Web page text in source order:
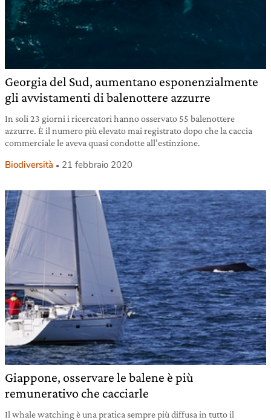
Georgia del Sud, aumentano esponenzialmente
gli avvistamenti di balenottere azzurre
In soli 23 giorni i ricercatori hanno osservato 55 balenottere
azzurre. È il numero più elevato mai registrato dopo che la caccia
commerciale le aveva quasi condotte all’estinzione.
Biodiversità 21 febbraio 2020
Giappone, osservare le balene è più
remunerativo che cacciarle
Il whale watching è una pratica sempre più diffusa in tutto il